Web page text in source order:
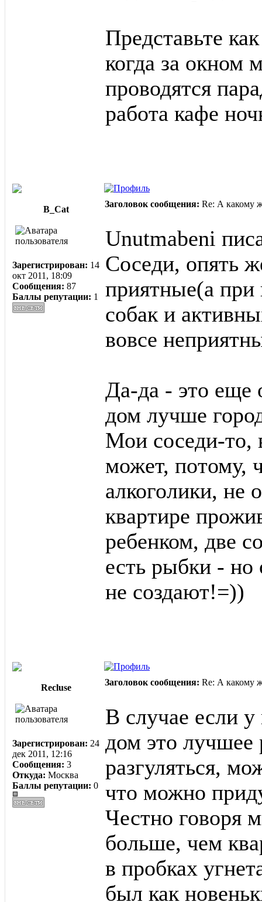
Представьте
когда за окном
проводятся
работа кафе
B_Cat
Заголовок сообщения: Re: А какому
Зарегистрирован: 14
окт 2011, 18:09
Сообщения: 87
Баллы репутации: 1
Unutmabeni
Соседи, опять
приятные(а при
собак и
вовсе
Да-да - это еще
дом лучше
Мои соседи-то,
может, потому,
алкоголики, не
квартире
ребенком, две
есть рыбки -
не создают!=))
Recluse
Заголовок сообщения: Re: А какому
Зарегистрирован: 24
дек 2011, 12:16
Сообщения: 3
Откуда: Москва
Баллы репутации: 0
В случае если у
дом это лучшее
разгуляться,
что можно
Честно говоря
больше, чем
в пробках
был как